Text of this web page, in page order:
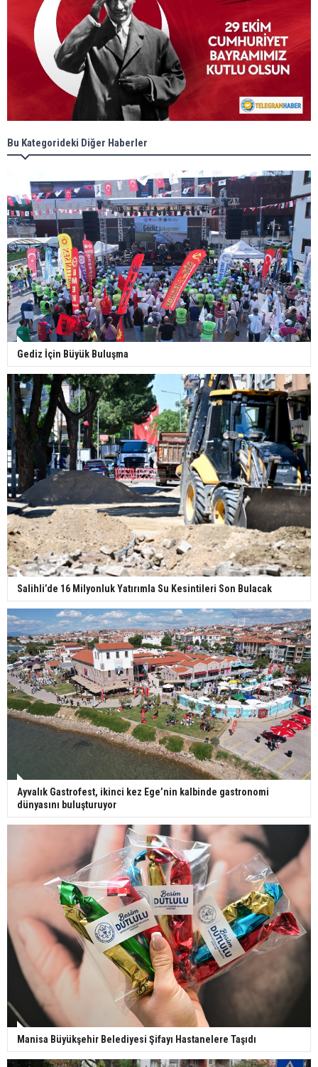
Bu Kategorideki Diğer Haberler
Gediz İçin Büyük Buluşma
Salihli’de 16 Milyonluk Yatırımla Su Kesintileri Son Bulacak
Ayvalık Gastrofest, ikinci kez Ege’nin kalbinde gastronomi
dünyasını buluşturuyor
Manisa Büyükşehir Belediyesi Şifayı Hastanelere Taşıdı